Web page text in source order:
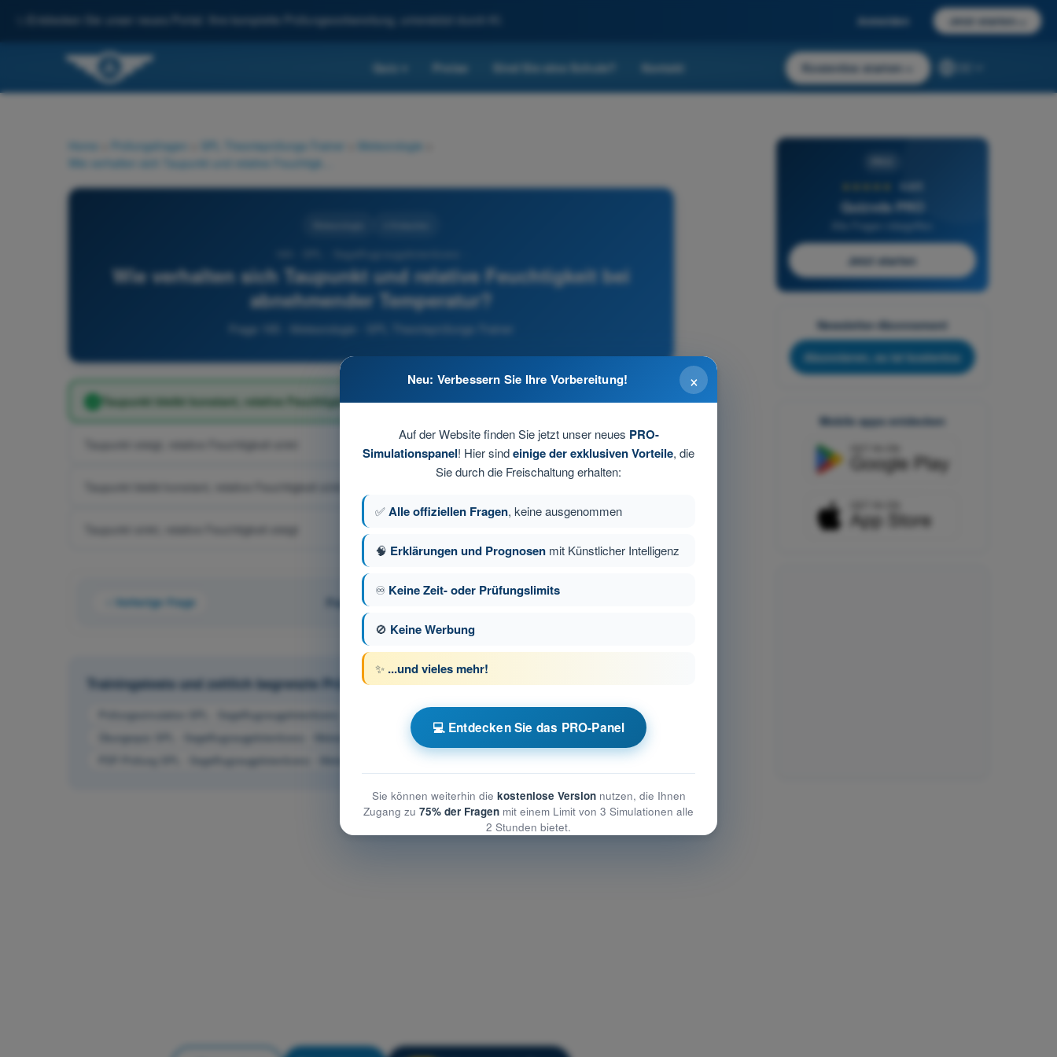
Entdecken Sie unser neues Portal: Ihre komplette Prüfungsvorbereitung, unterstützt durch KI. Anmelden Jetzt starten
Quiz Preise Sind Sie eine Schule? Kontakt Kostenlos starten
Home Prüfungsfragen SPL Theorieprüfungs-Trainer Meteorologie
Wie verhalten sich Taupunkt und relative Feuchtigkeit bei
abnehmender Temperatur?
Frage 165 - Meteorologie - SPL Theorieprüfungs-Trainer
Taupunkt bleibt konstant, relative Feuchtigkeit steigt
Taupunkt steigt, relative Feuchtigkeit sinkt
Taupunkt bleibt konstant, relative Feuchtigkeit sinkt
Taupunkt sinkt, relative Feuchtigkeit steigt
Vorherige Frage Frage 46 von 129
Trainingstests und zeitlich begrenzte Prüfungssimulationen SPL Theorieprüfungs-Trainer
Prüfungssimulation SPL - Segelflugzeugpilotenlizenz - Meteorologie
Übungsquiz SPL - Segelflugzeugpilotenlizenz - Meteorologie
PDF-Prüfung SPL - Segelflugzeugpilotenlizenz - Meteorologie
4,6/5
Quizvds PRO
Alle Fragen inbegriffen
Jetzt starten
Newsletter-Abonnement
Abonnieren, es ist kostenlos
Mobile apps entdecken
×
Neu: Verbessern Sie Ihre Vorbereitung!
Auf der Website finden Sie jetzt unser neues PRO-
Simulationspanel! Hier sindeinige der exklusiven Vorteile, die
Sie durch die Freischaltung erhalten:
✅Alle offiziellen Fragen, keine ausgenommen
🧠 Erklärungen und Prognosen mit Künstlicher Intelligenz
♾️ Keine Zeit- oder Prüfungslimits
🚫 Keine Werbung
✨ ...und vieles mehr!
💻 Entdecken Sie das PRO-Panel
Sie können weiterhin die kostenlose Versionnutzen, die Ihnen
Zugang zu 75% der Fragen mit einem Limit von 3 Simulationen alle
2 Stunden bietet.